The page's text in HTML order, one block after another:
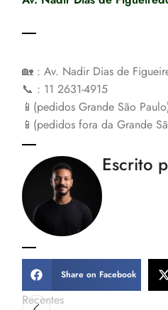
🏡 : Av. Nadir Dias de
📞 : 11 2631-4915
📱(pedidos Grande São
📱(pedidos fora da Grande
Escrito
Share on Facebook
Recentes